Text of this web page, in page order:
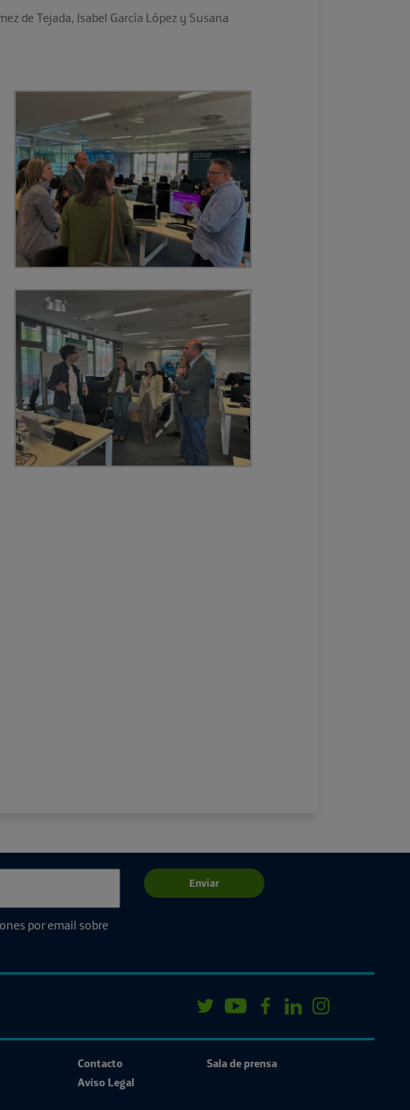
de Tejada, Isabel García López y Susana
por email sobre
Enviar
Contacto
Sala de prensa
Aviso Legal